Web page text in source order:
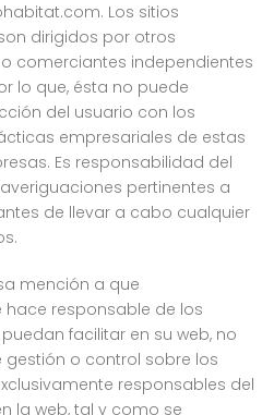
Los sitios
dirigidos por otros
comerciantes independientes
lo que, ésta no puede
del usuario con los
empresariales de estas
Es responsabilidad del
pertinentes a
de llevar a cabo cualquier
mención a que
responsable de los
facilitar en su web, no
o control sobre los
responsables del
la web, tal y como se